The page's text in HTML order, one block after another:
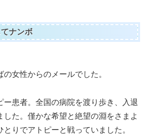
ナンボ
女性からのメールでした。
ー患者。全国の病院を渡り歩き、入退
した。僅かな希望と絶望の淵をさまよ
りでアトピーと戦っていました。